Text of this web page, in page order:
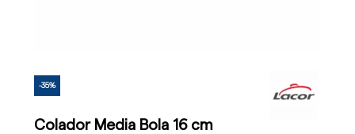
-35%
Colador Media Bola 16 cm